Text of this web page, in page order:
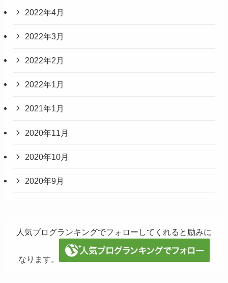
2022年4月
2022年3月
2022年2月
2022年1月
2021年1月
2020年11月
2020年10月
2020年9月
人気ブログランキングでフォローしてくれると励みに
なります。